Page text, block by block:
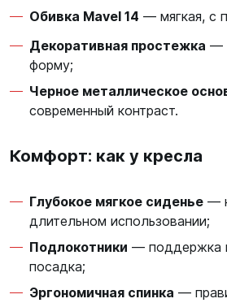
Обивка Mavel 14 — мягкая, с
Декоративная простежка —
форму;
Черное металлическое
современный контраст.
Комфорт: как у кресла
Глубокое мягкое сиденье —
длительном использовании;
Подлокотники — поддержка
посадка;
Эргономичная спинка —